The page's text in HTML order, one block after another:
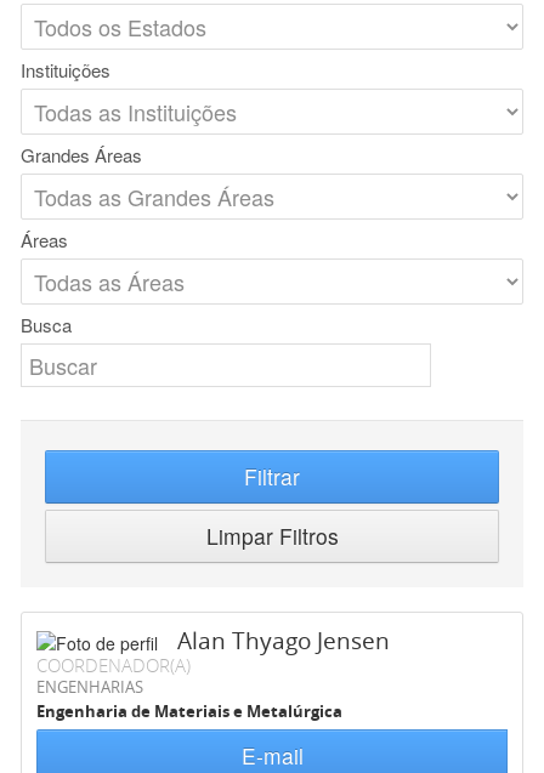
Instituições
Grandes Áreas
Áreas
Busca
Filtrar
Limpar Filtros
Alan Thyago Jensen
COORDENADOR(A)
ENGENHARIAS
Engenharia de Materiais e Metalúrgica
E-mail